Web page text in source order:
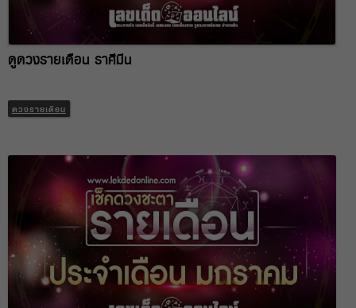
ดูดวงรายเดือน ราศีมีน
ดวงรายเดือน